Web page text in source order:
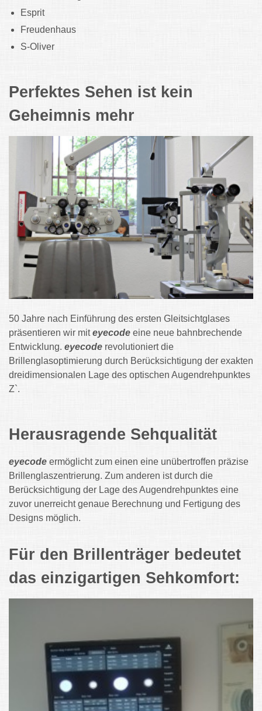
Esprit
Freudenhaus
S-Oliver
Perfektes Sehen ist kein
Geheimnis mehr
50 Jahre nach Einführung des ersten Gleitsichtglases
präsentieren wir miteyecode eine neue bahnbrechende
Entwicklung. eyecode revolutioniert die
Brillenglasoptimierung durch Berücksichtigung der exakten
dreidimensionalen Lage des optischen Augendrehpunktes
Z`.
Herausragende Sehqualität
eyecode ermöglicht zum einen eine unübertroffen präzise
Brillenglaszentrierung. Zum anderen ist durch die
Berücksichtigung der Lage des Augendrehpunktes eine
zuvor unerreicht genaue Berechnung und Fertigung des
Designs möglich.
Für den Brillenträger bedeutet
das einzigartigen Sehkomfort: